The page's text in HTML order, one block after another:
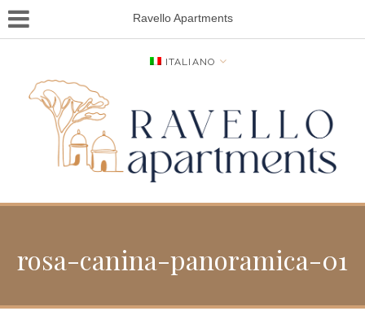
Ravello Apartments
ITALIANO
rosa-canina-panoramica-01